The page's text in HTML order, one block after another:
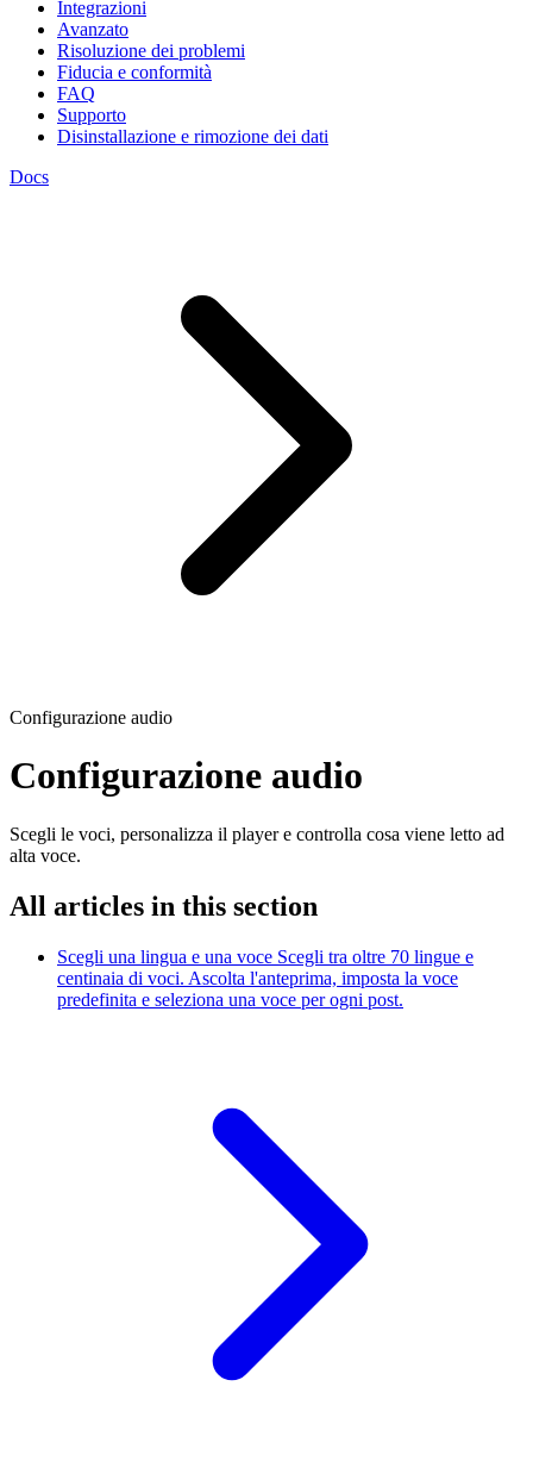
Integrazioni
Avanzato
Risoluzione dei problemi
Fiducia e conformità
FAQ
Supporto
Disinstallazione e rimozione dei dati
Docs
Configurazione audio
Configurazione audio
Scegli le voci, personalizza il player e controlla cosa viene letto ad
alta voce.
All articles in this section
Scegli una lingua e una voce Scegli tra oltre 70 lingue e
centinaia di voci. Ascolta l'anteprima, imposta la voce
predefinita e seleziona una voce per ogni post.